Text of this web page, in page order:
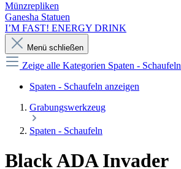
Münzrepliken
Ganesha Statuen
I’M FAST! ENERGY DRINK
Menü schließen
Zeige alle Kategorien Spaten - Schaufeln
Spaten - Schaufeln anzeigen
Grabungswerkzeug
Spaten - Schaufeln
Black ADA Invader